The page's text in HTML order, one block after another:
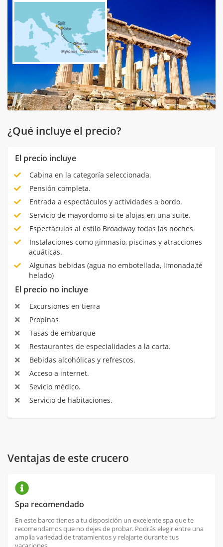
¿Qué incluye el precio?
El precio incluye
Cabina en la categoría seleccionada.
Pensión completa.
Entrada a espectáculos y actividades a bordo.
Servicio de mayordomo si te alojas en una suite.
Espectáculos al estilo Broadway todas las noches.
Instalaciones como gimnasio, piscinas y atracciones
acuáticas.
Algunas bebidas (agua no embotellada, limonada,té
helado)
El precio no incluye
Excursiones en tierra
Propinas
Tasas de embarque
Restaurantes de especialidades a la carta.
Bebidas alcohólicas y refrescos.
Acceso a internet.
Sevicio médico.
Servicio de habitaciones.
Ventajas de este crucero
Spa recomendado
En este barco tienes a tu disposición un excelente spa que te
recomendamos que no dejes de probar. Podrás elegir entre una
amplia variedad de tratamientos y relajarte durante tus